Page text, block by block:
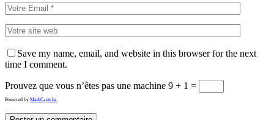
Save my name, email, and website in this browser for the next
time I comment.
Prouvez que vous n’êtes pas une machine 9 + 1 =
Powered by MathCaptcha